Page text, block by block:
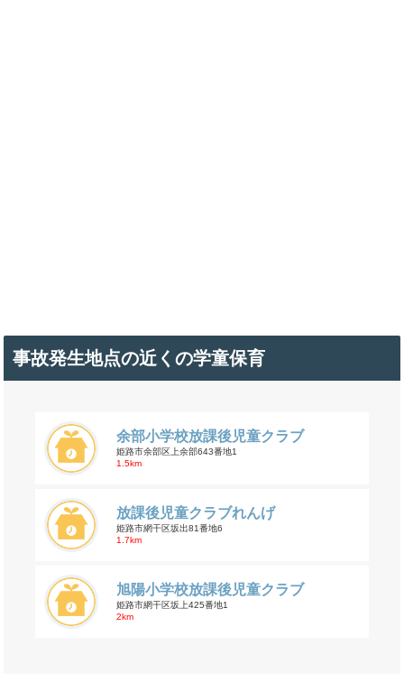
事故発生地点の近くの学童保育
余部小学校放課後児童クラブ
姫路市余部区上余部643番地1
1.5km
放課後児童クラブれんげ
姫路市網干区坂出81番地6
1.7km
旭陽小学校放課後児童クラブ
姫路市網干区坂上425番地1
2km